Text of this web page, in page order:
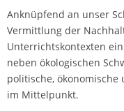
Anknüpfend an unser
Vermittlung der
Unterrichtskontexten
neben ökologischen
politische,
im Mittelpunkt.